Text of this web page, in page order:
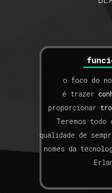
o foco do
é trazer
proporcionar
Teremos todo
qualidade de
nomes da